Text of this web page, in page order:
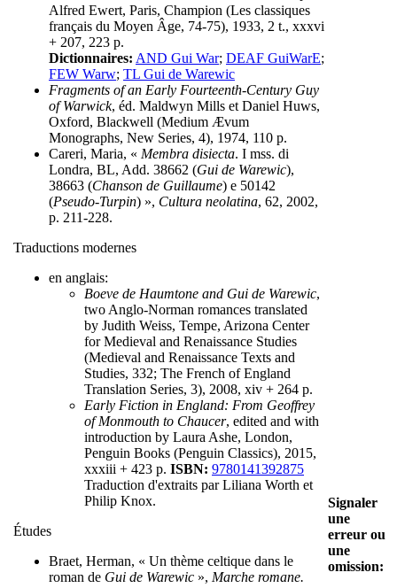
Alfred Ewert, Paris, Champion (Les classiques
français du Moyen Âge, 74-75), 1933, 2 t., xxxvi
+ 207, 223 p.
Dictionnaires: AND Gui War; DEAF GuiWarE;
FEW Warw; TL Gui de Warewic
Fragments of an Early Fourteenth-Century Guy
of Warwick, éd. Maldwyn Mills et Daniel Huws,
Oxford, Blackwell (Medium Ævum
Monographs, New Series, 4), 1974, 110 p.
Careri, Maria, « Membra disiecta. I mss. di
Londra, BL, Add. 38662 (Gui de Warewic),
38663 (Chanson de Guillaume) e 50142
(Pseudo-Turpin) », Cultura neolatina, 62, 2002,
p. 211-228.
Traductions modernes
en anglais:
Boeve de Haumtone and Gui de Warewic,
two Anglo-Norman romances translated
by Judith Weiss, Tempe, Arizona Center
for Medieval and Renaissance Studies
(Medieval and Renaissance Texts and
Studies, 332; The French of England
Translation Series, 3), 2008, xiv + 264 p.
Early Fiction in England: From Geoffrey
of Monmouth to Chaucer, edited and with
introduction by Laura Ashe, London,
Penguin Books (Penguin Classics), 2015,
xxxiii + 423 p. ISBN: 9780141392875
Traduction d'extraits par Liliana Worth et
Philip Knox.
Études
Braet, Herman, « Un thème celtique dans le
roman de Gui de Warewic », Marche romane.
Signaler
une
erreur ou
une
omission: